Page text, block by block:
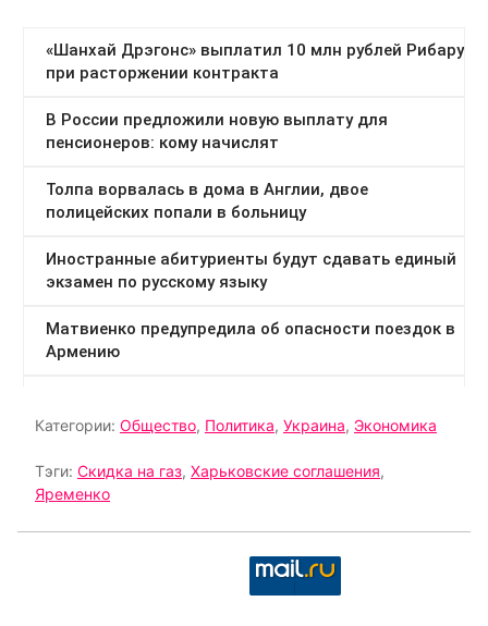
Категории: Общество, Политика, Украина, Экономика
Тэги: Скидка на газ, Харьковские соглашения,
Яременко